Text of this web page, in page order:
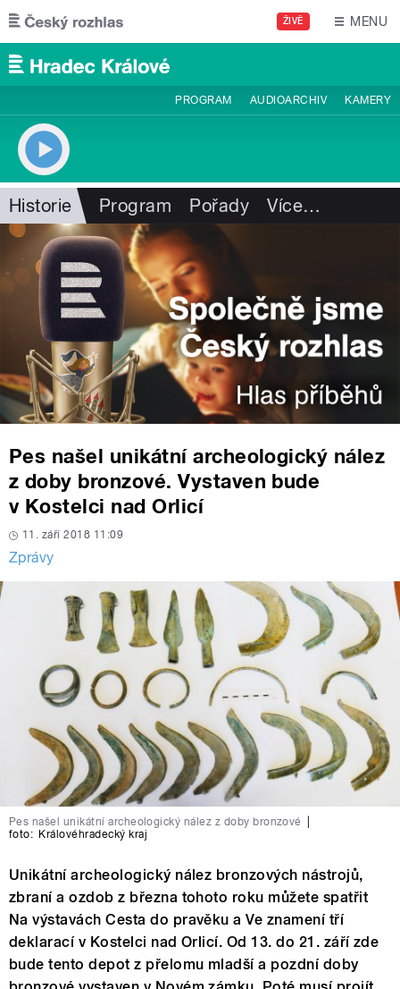
Přejít k hlavnímu obsahu
ŽIVĚ MENU
PROGRAM AUDIOARCHIV KAMERY
Historie Program Pořady Více…
Pes našel unikátní archeologický nález
z doby bronzové. Vystaven bude
v Kostelci nad Orlicí
11. září 2018 11:09
Zprávy
Pes našel unikátní archeologický nález z doby bronzové
foto: Královéhradecký kraj
Unikátní archeologický nález bronzových nástrojů,
zbraní a ozdob z března tohoto roku můžete spatřit
Na výstavách Cesta do pravěku a Ve znamení tří
deklarací v Kostelci nad Orlicí. Od 13. do 21. září zde
bude tento depot z přelomu mladší a pozdní doby